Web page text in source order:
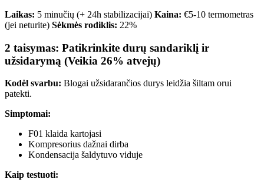
Laikas: 5 minučių (+ 24h stabilizacijai) Kaina: €5-10 termometras
(jei neturite) Sėkmės rodiklis: 22%
2 taisymas: Patikrinkite durų sandariklį ir
užsidarymą (Veikia 26% atvejų)
Kodėl svarbu: Blogai užsidarančios durys leidžia šiltam orui
patekti.
Simptomai:
F01 klaida kartojasi
Kompresorius dažnai dirba
Kondensacija šaldytuvo viduje
Kaip testuoti: